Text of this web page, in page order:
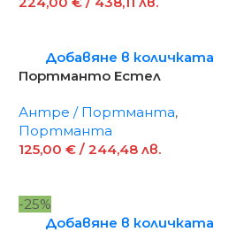
Добавяне в количката
Портманто Естел
Антре / Портманта,
Портманта
125,00 €/ 244,48 лв.
-25%
Добавяне в количката